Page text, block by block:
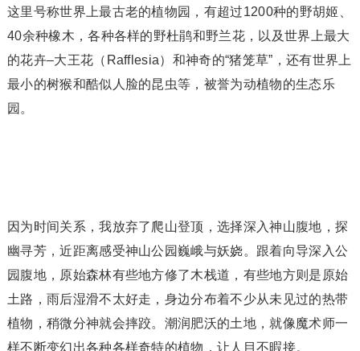
这里号称世界上最古老的植物园，有超过1200种的野胡姬、
40余种橡木，各种各样的野杜鹃和野兰花，以及世界上最大
的花卉–大王花（Rafflesia）和神奇的“猪笼草”，还有世界上
最小的树猴和酷似人脸的昆虫等，被誉为动植物的生态乐
园。
因为时间关系，我放弃了爬山登顶，选择深入神山腹地，探
幽寻芳，近距离感受神山公园巍峨与妖娆。跟着向导深入公
园腹地，原始森林有些地方修了木栈道，有些地方则是原始
土路，雨后湿滑不太好走，身边分布着不少从未见过的热带
植物，稍微分神就会摔跤。潮润肥沃的土地，就像魔术师一
样不断变幻出各种各样奇特的植物，让人目不暇接。